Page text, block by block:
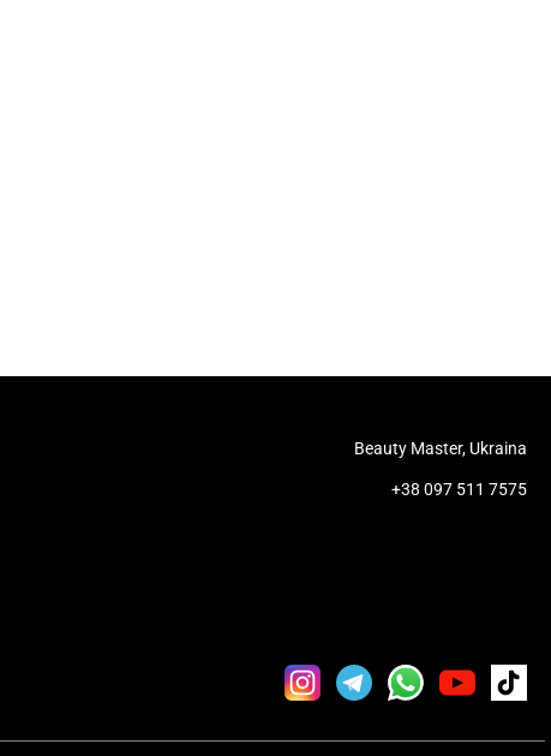
Beauty Master, Ukraina
+38 097 511 7575